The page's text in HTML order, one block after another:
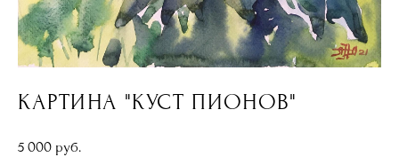
КАРТИНА "КУСТ ПИОНОВ"
5 000 pуб.